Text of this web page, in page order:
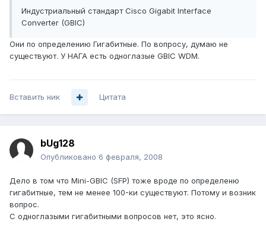
Индустриальный стандарт Cisco Gigabit Interface
Converter (GBIC)
Они по определению Гигабитные. По вопросу, думаю не
существуют. У НАГА есть одноглазые GBIC WDM.
Вставить ник Цитата
bUg128
Опубликовано 6 февраля, 2008
Дело в том что Mini-GBIC (SFP) тоже вроде по определеню
гигабитные, тем не менее 100-ки существуют. Потому и возник
вопрос.
С одноглазыми гигабитными вопросов нет, это ясно.